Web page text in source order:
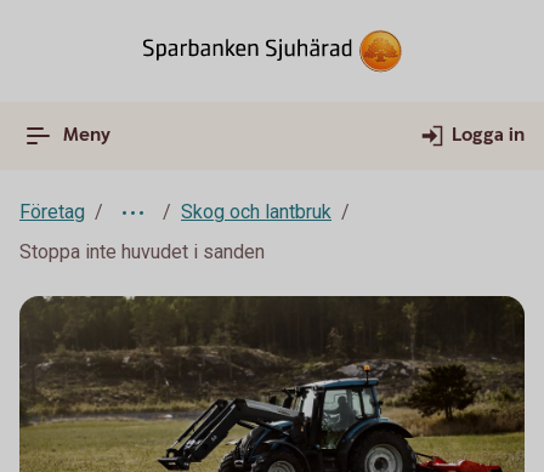
Meny Logga in
Företag
Skog och lantbruk
Stoppa inte huvudet i sanden